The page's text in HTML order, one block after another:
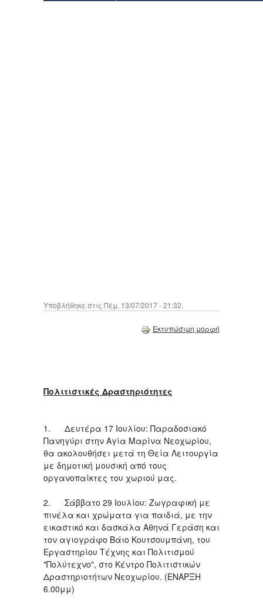
Υποβλήθηκε στις Πέμ, 13/07/2017 - 21:32.
Εκτυπώσιμη μορφή
Πολιτιστικές Δραστηριότητες
1. Δευτέρα 17 Ιουλίου: Παραδοσιακό
Πανηγύρι στην Αγία Μαρίνα Νεοχωρίου,
θα ακολουθήσει μετά τη Θεία Λειτουργία
με δημοτική μουσική από τους
οργανοπαίκτες του χωριού μας.
2. Σάββατο 29 Ιουλίου: Ζωγραφική με
πινέλα και χρώματα για παιδιά, με την
εικαστικό και δασκάλα Αθηνά Γεράση και
τον αγιογράφο Βάιο Κουτσουμπάνη, του
Εργαστηρίου Τέχνης και Πολιτισμού
"Πολύτεχνο", στο Κέντρο Πολιτιστικών
Δραστηριοτήτων Νεοχωρίου. (ΕΝΑΡΞΗ
6.00μμ)